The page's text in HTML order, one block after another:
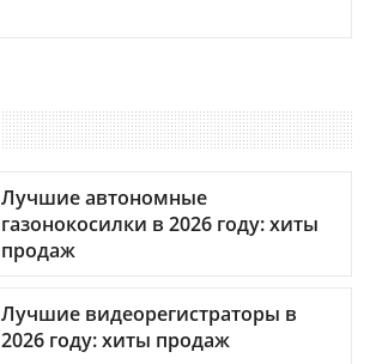
Лучшие автономные
газонокосилки в 2026 году: хиты
продаж
Лучшие видеорегистраторы в
2026 году: хиты продаж